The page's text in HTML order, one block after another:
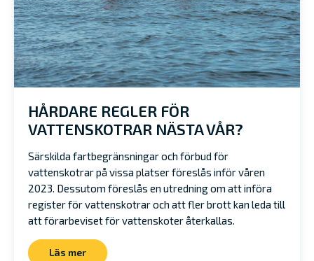
HÅRDARE REGLER FÖR
VATTENSKOTRAR NÄSTA VÅR?
Särskilda fartbegränsningar och förbud för
vattenskotrar på vissa platser föreslås inför våren
2023. Dessutom föreslås en utredning om att införa
register för vattenskotrar och att fler brott kan leda till
att förarbeviset för vattenskoter återkallas.
Läs mer